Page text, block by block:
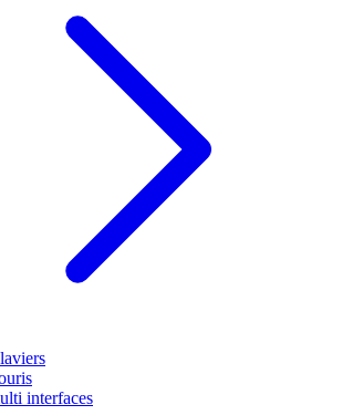
interfaces